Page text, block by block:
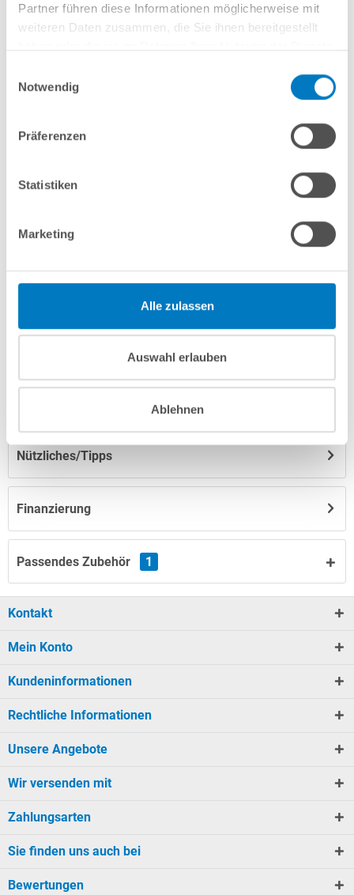
Partner führen diese Informationen möglicherweise mit
weiteren Daten zusammen, die Sie ihnen bereitgestellt
Notwendig
Präferenzen
Statistiken
Marketing
Alle zulassen
Auswahl erlauben
Ablehnen
Vergleichen Merken
Anfrageformular
Finanzierung
Anleitungen/Datenblätter
Nützliches/Tipps
Passendes Zubehör 1
Kontakt
Mein Konto
Kundeninformationen
Rechtliche Informationen
Unsere Angebote
Wir versenden mit
Zahlungsarten
Sie finden uns auch bei
Bewertungen